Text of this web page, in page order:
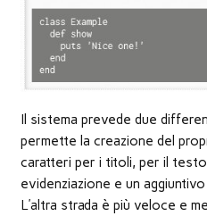
Il sistema prevede due
permette la creazione del
caratteri per i titoli, per il
evidenziazione e un
L’altra strada è più veloce e